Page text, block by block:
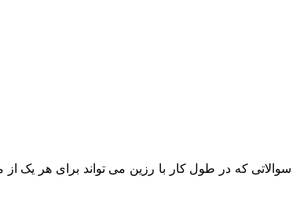
که در طول کار با رزین می تواند برای هر یک از